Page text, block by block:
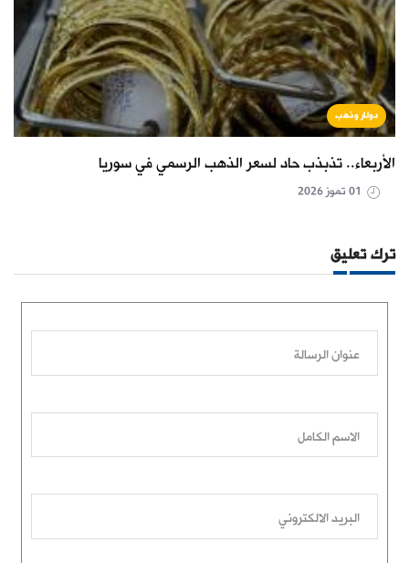
دولار وذهب
الأربعاء.. تذبذب حاد لسعر الذهب الرسمي في سوريا
ترك تعليق
عنوان الرسالة
الاسم الكامل
البريد الالكتروني